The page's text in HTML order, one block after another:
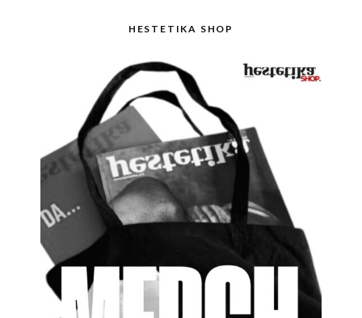
HESTETIKA SHOP